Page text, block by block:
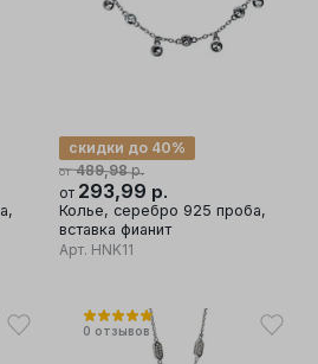
от 489,98р.
скидки до 40%
от 293,99 р.
Колье, серебро 925 проба,
вставка фианит
Арт. HNK11
0 отзывов